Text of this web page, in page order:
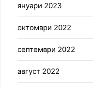
януари 2023
октомври 2022
септември 2022
август 2022